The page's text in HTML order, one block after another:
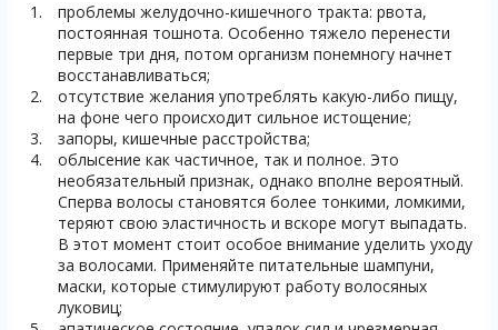
проблемы желудочно-кишечного тракта: рвота,
постоянная тошнота. Особенно тяжело перенести
первые три дня, потом организм понемногу начнет
восстанавливаться;
отсутствие желания употреблять какую-либо пищу,
на фоне чего происходит сильное истощение;
запоры, кишечные расстройства;
облысение как частичное, так и полное. Это
необязательный признак, однако вполне вероятный.
Сперва волосы становятся более тонкими, ломкими,
теряют свою эластичность и вскоре могут выпадать.
В этот момент стоит особое внимание уделить уходу
за волосами. Применяйте питательные шампуни,
маски, которые стимулируют работу волосяных
луковиц;